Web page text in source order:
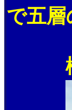
で五層
松